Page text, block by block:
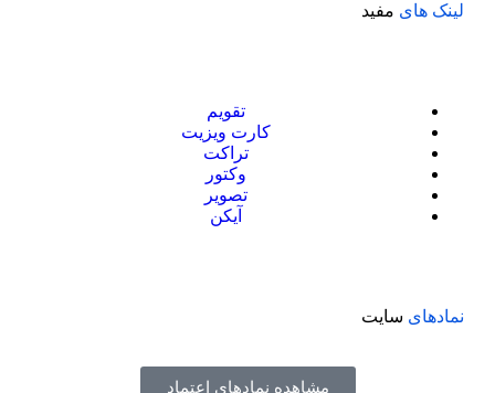
لینک های مفید
تقویم
کارت ویزیت
تراکت
وکتور
تصویر
آیکن
نمادهای سایت
مشاهده نمادهای اعتماد